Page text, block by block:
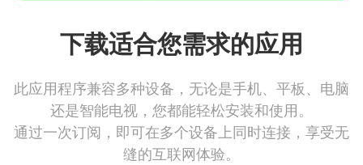
下载适合您需求的应用
此应用程序兼容多种设备，无论是手机、平板、电脑
还是智能电视，您都能轻松安装和使用。
通过一次订阅，即可在多个设备上同时连接，享受无
缝的互联网体验。